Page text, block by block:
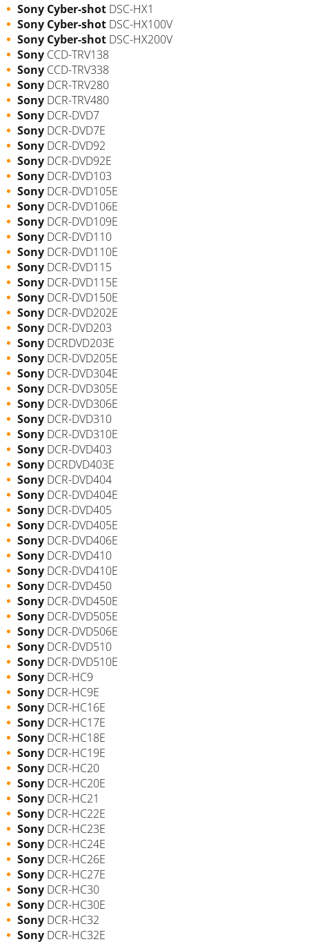
Sony Cyber-shot DSC-HX1
Sony Cyber-shot DSC-HX100V
Sony Cyber-shot DSC-HX200V
Sony CCD-TRV138
Sony CCD-TRV338
Sony DCR-TRV280
Sony DCR-TRV480
Sony DCR-DVD7
Sony DCR-DVD7E
Sony DCR-DVD92
Sony DCR-DVD92E
Sony DCR-DVD103
Sony DCR-DVD105E
Sony DCR-DVD106E
Sony DCR-DVD109E
Sony DCR-DVD110
Sony DCR-DVD110E
Sony DCR-DVD115
Sony DCR-DVD115E
Sony DCR-DVD150E
Sony DCR-DVD202E
Sony DCR-DVD203
Sony DCRDVD203E
Sony DCR-DVD205E
Sony DCR-DVD304E
Sony DCR-DVD305E
Sony DCR-DVD306E
Sony DCR-DVD310
Sony DCR-DVD310E
Sony DCR-DVD403
Sony DCRDVD403E
Sony DCR-DVD404
Sony DCR-DVD404E
Sony DCR-DVD405
Sony DCR-DVD405E
Sony DCR-DVD406E
Sony DCR-DVD410
Sony DCR-DVD410E
Sony DCR-DVD450
Sony DCR-DVD450E
Sony DCR-DVD505E
Sony DCR-DVD506E
Sony DCR-DVD510
Sony DCR-DVD510E
Sony DCR-HC9
Sony DCR-HC9E
Sony DCR-HC16E
Sony DCR-HC17E
Sony DCR-HC18E
Sony DCR-HC19E
Sony DCR-HC20
Sony DCR-HC20E
Sony DCR-HC21
Sony DCR-HC22E
Sony DCR-HC23E
Sony DCR-HC24E
Sony DCR-HC26E
Sony DCR-HC27E
Sony DCR-HC30
Sony DCR-HC30E
Sony DCR-HC32
Sony DCR-HC32E